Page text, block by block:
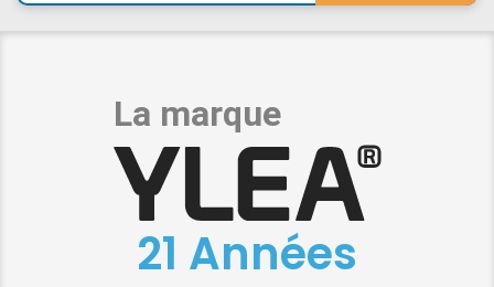
21 Années